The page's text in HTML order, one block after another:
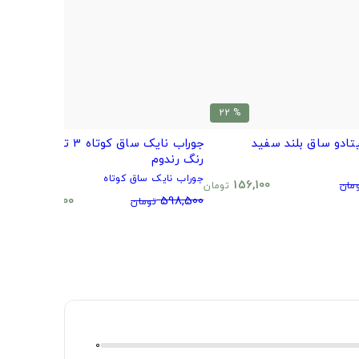
% 22
ساق بلند سفید
156,100 تومان
جوراب نایک ساق کوتاه 3 تایی طرح و
رنگ رندوم
جوراب نایک ساق کوتاه
598,500 تومان 480,500
0